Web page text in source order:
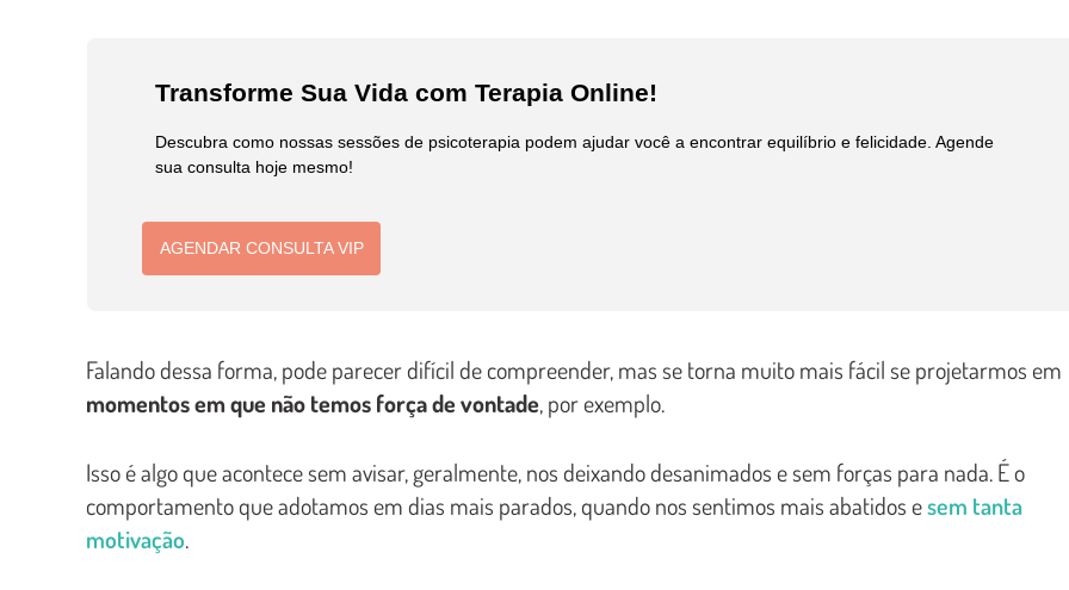
Transforme Sua Vida com Terapia Online!
Descubra como nossas sessões de psicoterapia podem ajudar você a encontrar equilíbrio e felicidade. Agende
sua consulta hoje mesmo!
AGENDAR CONSULTA VIP
Falando dessa forma, pode parecer difícil de compreender, mas se torna muito mais fácil se projetarmos em
momentos em que não temos força de vontade, por exemplo.
Isso é algo que acontece sem avisar, geralmente, nos deixando desanimados e sem forças para nada. É o
comportamento que adotamos em dias mais parados, quando nos sentimos mais abatidos esem tanta
motivação.